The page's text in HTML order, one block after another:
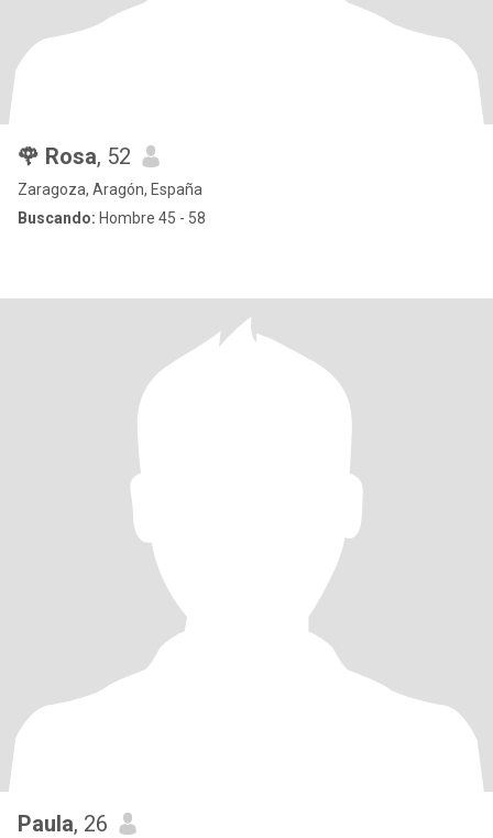
🌹 Rosa, 52
Zaragoza, Aragón, España
Buscando: Hombre 45 - 58
Paula, 26